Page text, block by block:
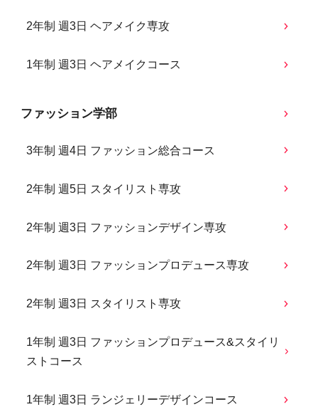
2年制 週3日 ヘアメイク専攻
1年制 週3日 ヘアメイクコース
ファッション学部
3年制 週4日 ファッション総合コース
2年制 週5日 スタイリスト専攻
2年制 週3日 ファッションデザイン専攻
2年制 週3日 ファッションプロデュース専攻
2年制 週3日 スタイリスト専攻
1年制 週3日 ファッションプロデュース&スタイリ
ストコース
1年制 週3日 ランジェリーデザインコース